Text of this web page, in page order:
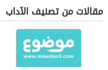
مقالات من تصنيف الآداب